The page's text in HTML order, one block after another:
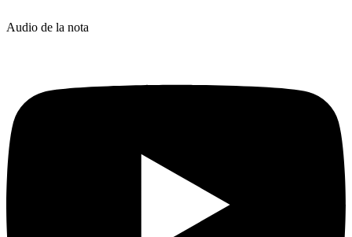
Audio de la nota